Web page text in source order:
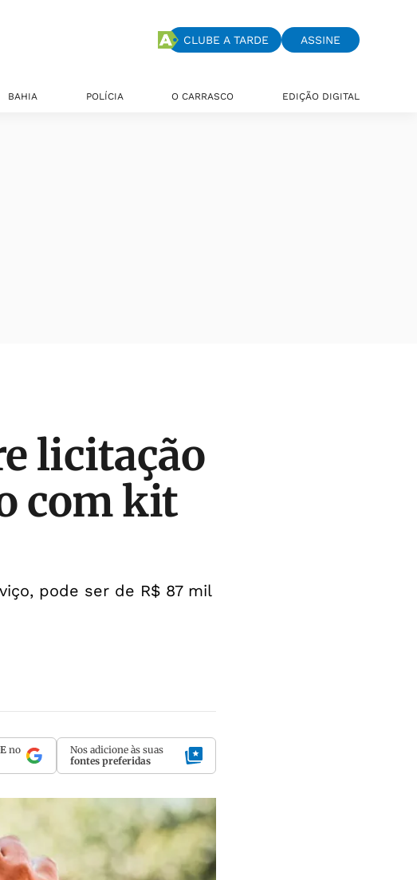
CLUBE A TARDE ASSINE
BAHIA POLÍCIA O CARRASCO EDIÇÃO DIGITAL
licitação
com kit
pode ser de R$ 87 mil
no
Nos adicione às suas
fontes preferidas